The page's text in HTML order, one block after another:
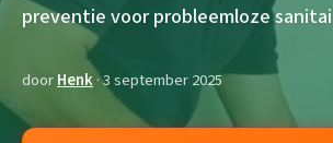
preventie voor probleemloze
doorHenk· 3 september 2025